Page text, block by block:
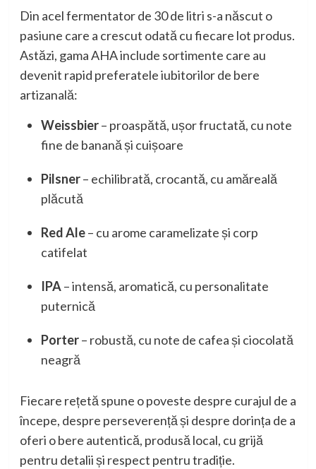
Din acel fermentator de 30 de litri s-a născut o
pasiune care a crescut odată cu fiecare lot produs.
Astăzi, gama AHA include sortimente care au
devenit rapid preferatele iubitorilor de bere
artizanală:
Weissbier– proaspătă, ușor fructată, cu note
fine de banană și cuișoare
Pilsner– echilibrată, crocantă, cu amăreală
plăcută
Red Ale– cu arome caramelizate și corp
catifelat
IPA– intensă, aromatică, cu personalitate
puternică
Porter– robustă, cu note de cafea și ciocolată
neagră
Fiecare rețetă spune o poveste despre curajul de a
începe, despre perseverență și despre dorința de a
oferi o bere autentică, produsă local, cu grijă
pentru detalii și respect pentru tradiție.